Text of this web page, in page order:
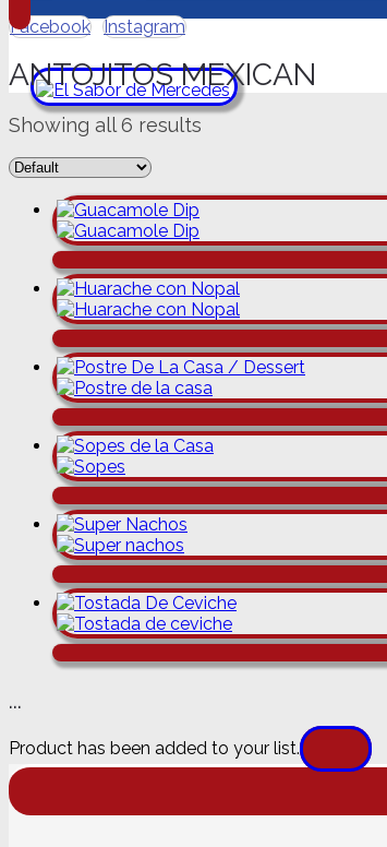
Facebook
Instagram
ANTOJITOS MEXICAN
Showing all 6 results
...
Product has been added to your list.